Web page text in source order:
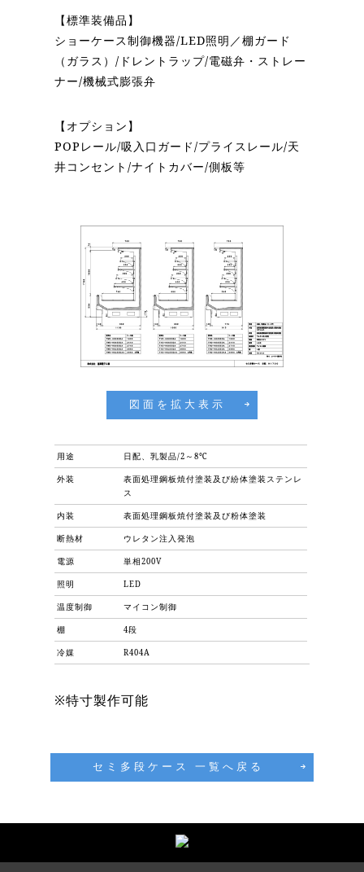
【標準装備品】
ショーケース制御機器/LED照明／棚ガード
（ガラス）/ドレントラップ/電磁弁・ストレー
ナー/機械式膨張弁
【オプション】
POPレール/吸入口ガード/プライスレール/天
井コンセント/ナイトカバー/側板等
図面を拡大表示
用途 日配、乳製品/2～8℃
外装
表面処理鋼板焼付塗装及び紛体塗装ステンレ
ス
内装 表面処理鋼板焼付塗装及び粉体塗装
断熱材 ウレタン注入発泡
電源 単相200V
照明 LED
温度制御 マイコン制御
棚 4段
冷媒 R404A
※特寸製作可能
セミ多段ケース 一覧へ戻る